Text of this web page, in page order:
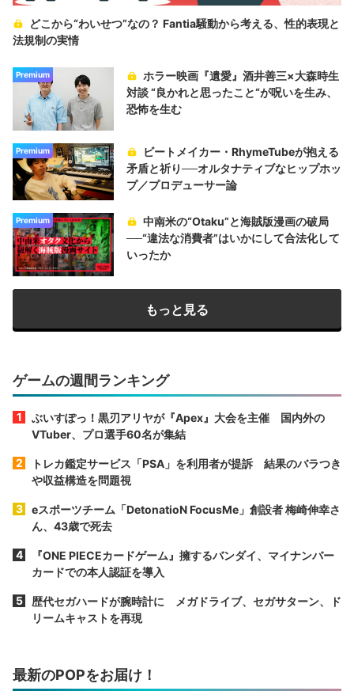
どこから“わいせつ”なの？ Fantia騒動から考える、性的表現と
法規制の実情
Premium
ホラー映画『遺愛』酒井善三×大森時生
対談 “良かれと思ったこと“が呪いを生み、
恐怖を生む
Premium
ビートメイカー・RhymeTubeが抱える
矛盾と祈り──オルタナティブなヒップホッ
プ／プロデューサー論
Premium
中南米の“Otaku”と海賊版漫画の破局
──“違法な消費者”はいかにして合法化して
いったか
もっと見る
ゲームの週間ランキング
ぶいすぽっ！黒刃アリヤが『Apex』大会を主催 国内外の
VTuber、プロ選手60名が集結
トレカ鑑定サービス「PSA」を利用者が提訴 結果のバラつき
や収益構造を問題視
eスポーツチーム「DetonatioN FocusMe」創設者 梅崎伸幸さ
ん、43歳で死去
『ONE PIECEカードゲーム』擁するバンダイ、マイナンバー
カードでの本人認証を導入
歴代セガハードが腕時計に メガドライブ、セガサターン、ド
リームキャストを再現
最新のPOPをお届け！